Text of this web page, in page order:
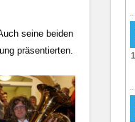
seine beiden
präsentierten.